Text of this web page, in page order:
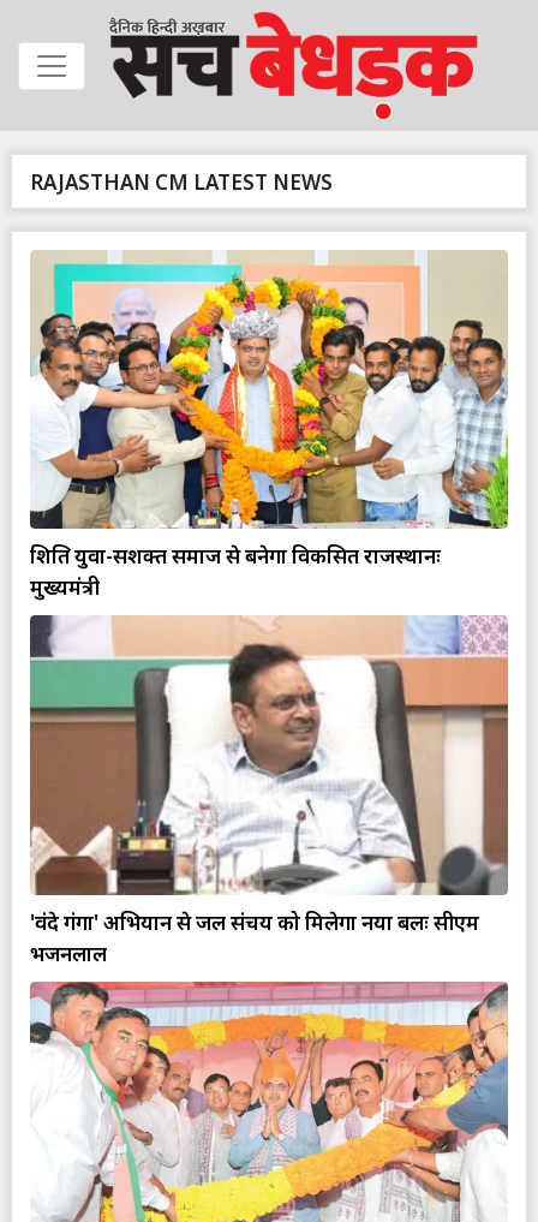
RAJASTHAN CM LATEST NEWS
शिक्षित युवा-सशक्त समाज से बनेगा विकसित राजस्थानः
मुख्यमंत्री
'वंदे गंगा' अभियान से जल संचय को मिलेगा नया बलः सीएम
भजनलाल